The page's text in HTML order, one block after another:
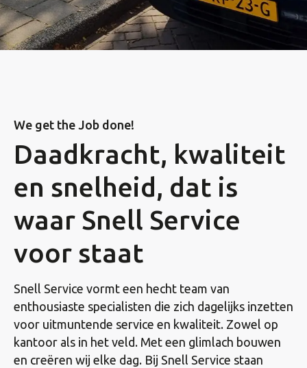
We get the Job done!
Daadkracht, kwaliteit
en snelheid, dat is
waar Snell Service
voor staat
Snell Service vormt een hecht team van
enthousiaste specialisten die zich dagelijks inzetten
voor uitmuntende service en kwaliteit. Zowel op
kantoor als in het veld. Met een glimlach bouwen
en creëren wij elke dag. Bij Snell Service staan